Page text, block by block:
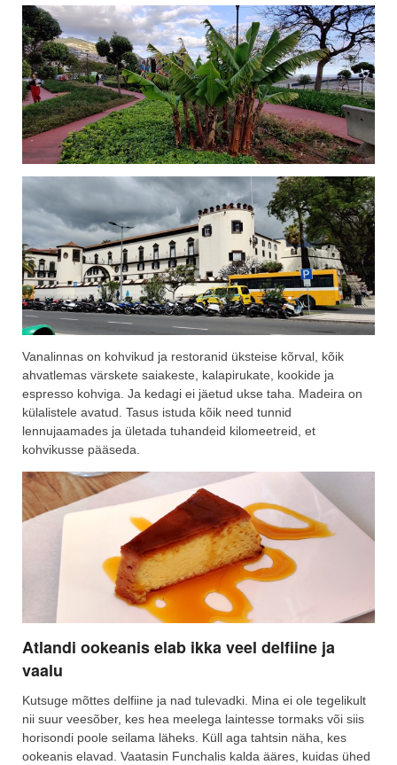
Vanalinnas on kohvikud ja restoranid üksteise kõrval, kõik
ahvatlemas värskete saiakeste, kalapirukate, kookide ja
espresso kohviga. Ja kedagi ei jäetud ukse taha. Madeira on
külalistele avatud. Tasus istuda kõik need tunnid
lennujaamades ja ületada tuhandeid kilomeetreid, et
kohvikusse pääseda.
Atlandi ookeanis elab ikka veel delfiine ja
vaalu
Kutsuge mõttes delfiine ja nad tulevadki. Mina ei ole tegelikult
nii suur veesõber, kes hea meelega laintesse tormaks või siis
horisondi poole seilama läheks. Küll aga tahtsin näha, kes
ookeanis elavad. Vaatasin Funchalis kalda ääres, kuidas ühed